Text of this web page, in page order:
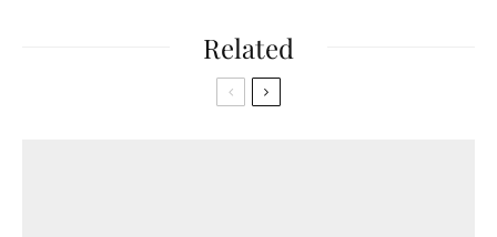
Related